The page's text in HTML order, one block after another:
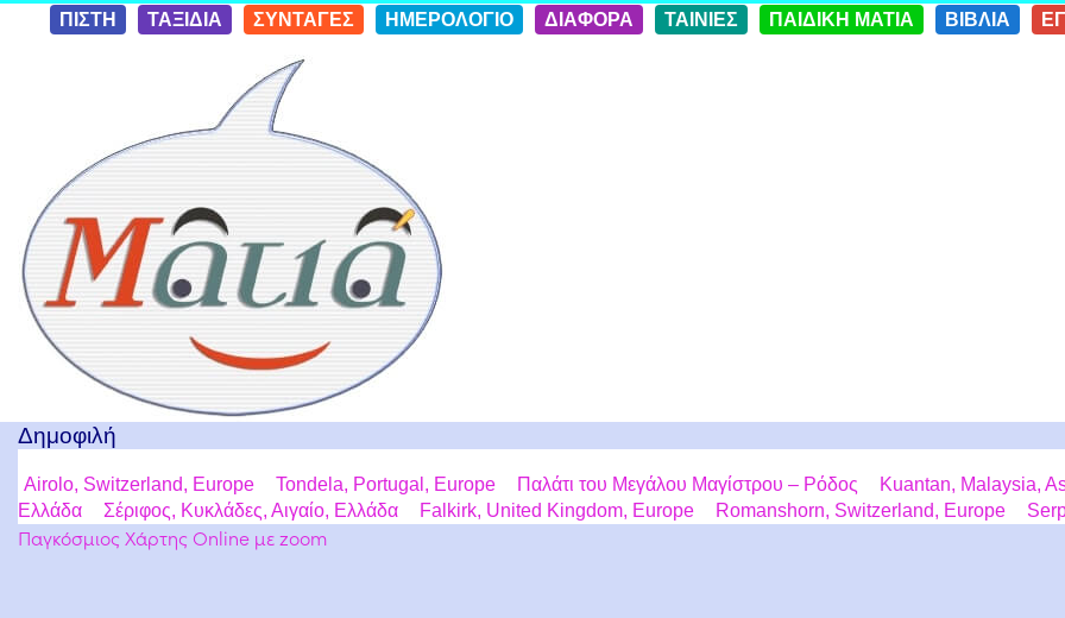
Skip to
conten
ΠΙΣΤΗ ΤΑΞΙΔΙΑ ΣΥΝΤΑΓΕΣ ΗΜΕΡΟΛΟΓΙΟ ΔΙΑΦΟΡΑ ΤΑΙΝΙΕΣ ΠΑΙΔΙΚΗ ΜΑΤΙΑ ΒΙΒΛΙΑ
Δημοφιλή
Airolo, Switzerland, Europe Tondela, Portugal, Europe Παλάτι του Μεγάλου Μαγίστρου – Ρόδος
Kuantan, Malaysia,
Ελλάδα
Σέριφος, Κυκλάδες, Αιγαίο, Ελλάδα Falkirk, United Kingdom, Europe Romanshorn, Switzerland, Europe
Παγκόσμιος Χάρτης Online με zoom